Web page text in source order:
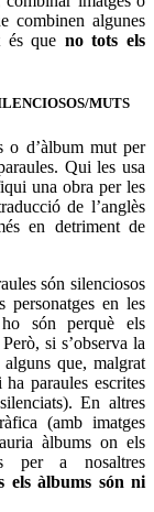
combinen algunes
és que no tots els
MUTS
o d’àlbum mut per
Qui les usa
una obra per les
de l’anglès
en detriment de
són silenciosos
personatges en les
són perquè els
si s’observa la
que, malgrat
paraules escrites
En altres
(amb imatges
àlbums on els
per a nosaltres
els àlbums són ni